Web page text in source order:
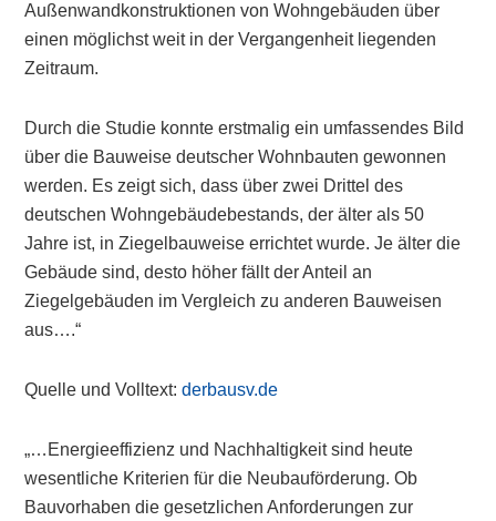
Außenwandkonstruktionen von Wohngebäuden über
einen möglichst weit in der Vergangenheit liegenden
Zeitraum.
Durch die Studie konnte erstmalig ein umfassendes Bild
über die Bauweise deutscher Wohnbauten gewonnen
werden. Es zeigt sich, dass über zwei Drittel des
deutschen Wohngebäudebestands, der älter als 50
Jahre ist, in Ziegelbauweise errichtet wurde. Je älter die
Gebäude sind, desto höher fällt der Anteil an
Ziegelgebäuden im Vergleich zu anderen Bauweisen
aus….“
Quelle und Volltext:derbausv.de
„…Energieeffizienz und Nachhaltigkeit sind heute
wesentliche Kriterien für die Neubauförderung. Ob
Bauvorhaben die gesetzlichen Anforderungen zur